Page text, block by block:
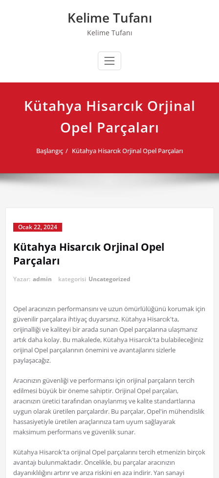
Kelime Tufanı
Kelime Tufanı
Kütahya Hisarcık Orjinal
Opel Parçaları
Başlangıç Kütahya Hisarcık Orjinal Opel Parçaları
Ocak 22, 2024
Kütahya Hisarcık Orjinal Opel
Parçaları
Yazar: admin kategorisi Uncategorized
Opel aracınızın performansını ve uzun ömürlülüğünü korumak için
güvenilir parçalara ihtiyaç duyarsınız. Kütahya Hisarcık'ta,
orijinalliği ve kaliteyi bir arada sunan Opel parçalarına ulaşmanız
artık daha kolay. Bu makalede, Kütahya Hisarcık'ta bulabileceğiniz
orijinal Opel parçalarının önemini ve avantajlarını sizlerle
paylaşacağız.
Aracınızın güvenliği ve performansı için orijinal parçaların tercih
edilmesi büyük bir öneme sahiptir. Orijinal Opel parçaları,
aracınızın üretici tarafından onaylanmış ve kalite standartlarına
uygun olarak üretilen parçalardır. Bu parçalar, Opel'in mühendislik
hassasiyetiyle üretilen araçlarınıza tam uyum sağlayarak
maksimum performans ve güvenlik sunar.
Kütahya Hisarcık'ta orijinal Opel parçalarını tercih etmenizin birçok
avantajı bulunmaktadır. Öncelikle, bu parçalar aracınızın
dayanıklılığını artırır ve arıza riskini en aza indirir. Yan sanayi